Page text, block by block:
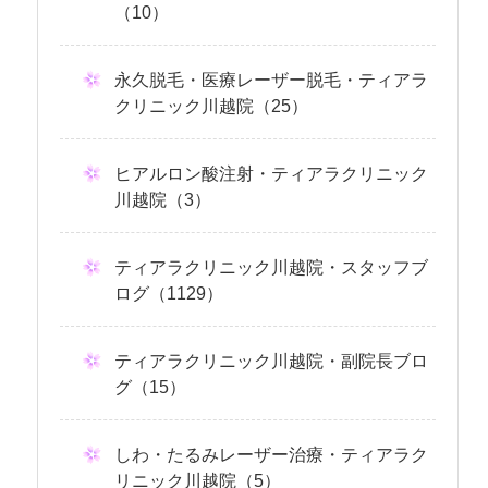
（10）
永久脱毛・医療レーザー脱毛・ティアラ
クリニック川越院（25）
ヒアルロン酸注射・ティアラクリニック
川越院（3）
ティアラクリニック川越院・スタッフブ
ログ（1129）
ティアラクリニック川越院・副院長ブロ
グ（15）
しわ・たるみレーザー治療・ティアラク
リニック川越院（5）